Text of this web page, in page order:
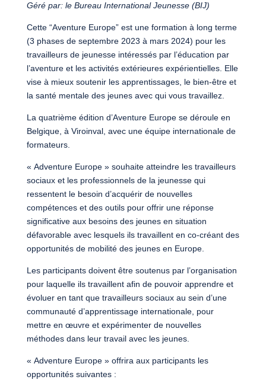
Géré par: le Bureau International Jeunesse (BIJ)
Cette “Aventure Europe” est une formation à long terme
(3 phases de septembre 2023 à mars 2024) pour les
travailleurs de jeunesse intéressés par l’éducation par
l’aventure et les activités extérieures expérientielles. Elle
vise à mieux soutenir les apprentissages, le bien-être et
la santé mentale des jeunes avec qui vous travaillez.
La quatrième édition d’Aventure Europe se déroule en
Belgique, à Viroinval, avec une équipe internationale de
formateurs.
« Adventure Europe » souhaite atteindre les travailleurs
sociaux et les professionnels de la jeunesse qui
ressentent le besoin d’acquérir de nouvelles
compétences et des outils pour offrir une réponse
significative aux besoins des jeunes en situation
défavorable avec lesquels ils travaillent en co-créant des
opportunités de mobilité des jeunes en Europe.
Les participants doivent être soutenus par l’organisation
pour laquelle ils travaillent afin de pouvoir apprendre et
évoluer en tant que travailleurs sociaux au sein d’une
communauté d’apprentissage internationale, pour
mettre en œuvre et expérimenter de nouvelles
méthodes dans leur travail avec les jeunes.
« Adventure Europe » offrira aux participants les
opportunités suivantes :